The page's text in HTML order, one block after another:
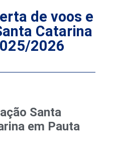
de voos e
Catarina
2026
Santa
em Pauta